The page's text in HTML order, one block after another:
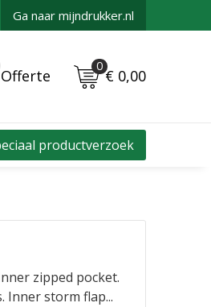
Ga naar mijndrukker.nl
Offerte
0
€ 0,00
productverzoek
zipped pocket.
Inner storm flap...